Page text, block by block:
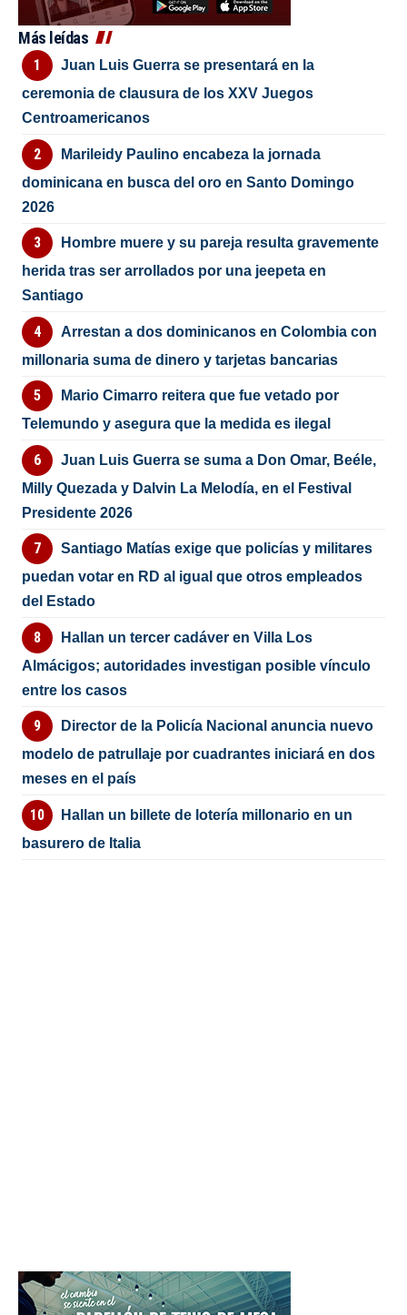
Más leídas
Juan Luis Guerra se presentará en la
ceremonia de clausura de los XXV Juegos
Centroamericanos
Marileidy Paulino encabeza la jornada
dominicana en busca del oro en Santo Domingo
2026
Hombre muere y su pareja resulta gravemente
herida tras ser arrollados por una jeepeta en
Santiago
Arrestan a dos dominicanos en Colombia con
millonaria suma de dinero y tarjetas bancarias
Mario Cimarro reitera que fue vetado por
Telemundo y asegura que la medida es ilegal
Juan Luis Guerra se suma a Don Omar, Beéle,
Milly Quezada y Dalvin La Melodía, en el Festival
Presidente 2026
Santiago Matías exige que policías y militares
puedan votar en RD al igual que otros empleados
del Estado
Hallan un tercer cadáver en Villa Los
Almácigos; autoridades investigan posible vínculo
entre los casos
Director de la Policía Nacional anuncia nuevo
modelo de patrullaje por cuadrantes iniciará en dos
meses en el país
Hallan un billete de lotería millonario en un
basurero de Italia